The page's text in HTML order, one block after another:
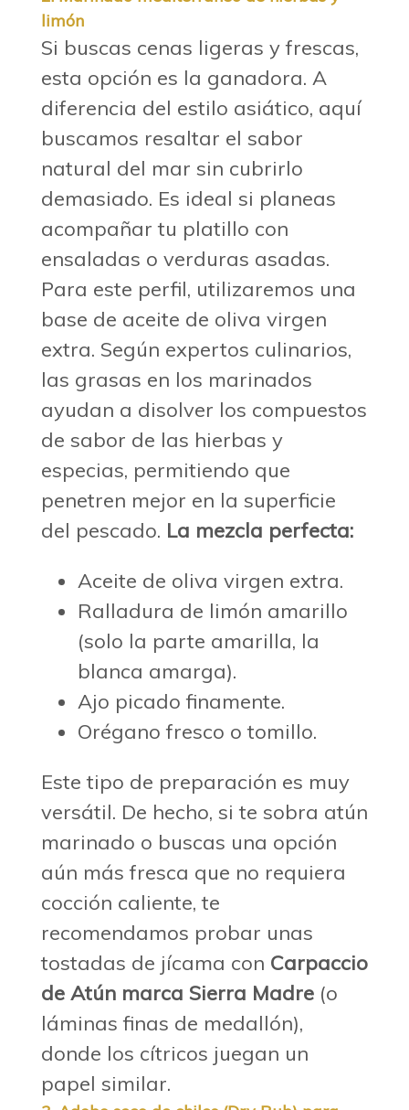
limón
Si buscas cenas ligeras y frescas,
esta opción es la ganadora. A
diferencia del estilo asiático, aquí
buscamos resaltar el sabor
natural del mar sin cubrirlo
demasiado. Es ideal si planeas
acompañar tu platillo con
ensaladas o verduras asadas.
Para este perfil, utilizaremos una
base de aceite de oliva virgen
extra. Según expertos culinarios,
las grasas en los marinados
ayudan a disolver los compuestos
de sabor de las hierbas y
especias, permitiendo que
penetren mejor en la superficie
del pescado. La mezcla perfecta:
Aceite de oliva virgen extra.
Ralladura de limón amarillo
(solo la parte amarilla, la
blanca amarga).
Ajo picado finamente.
Orégano fresco o tomillo.
Este tipo de preparación es muy
versátil. De hecho, si te sobra atún
marinado o buscas una opción
aún más fresca que no requiera
cocción caliente, te
recomendamos probar unas
tostadas de jícama con Carpaccio
de Atún marca Sierra Madre (o
láminas finas de medallón),
donde los cítricos juegan un
papel similar.